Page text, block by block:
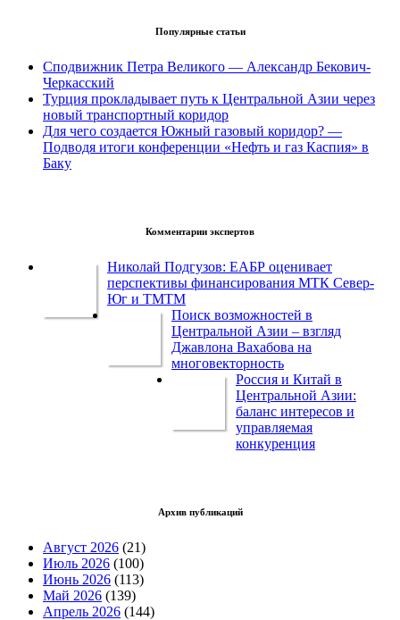
Популярные статьи
Сподвижник Петра Великого — Александр Бекович-
Черкасский
Турция прокладывает путь к Центральной Азии через
новый транспортный коридор
Для чего создается Южный газовый коридор? —
Подводя итоги конференции «Нефть и газ Каспия» в
Баку
Комментарии экспертов
Николай Подгузов: ЕАБР оценивает
перспективы финансирования МТК Север-
Юг и ТМТМ
Поиск возможностей в
Центральной Азии – взгляд
Джавлона Вахабова на
многовекторность
Россия и Китай в
Центральной Азии:
баланс интересов и
управляемая
конкуренция
Архив публикаций
Август 2026 (21)
Июль 2026 (100)
Июнь 2026 (113)
Май 2026 (139)
Апрель 2026 (144)